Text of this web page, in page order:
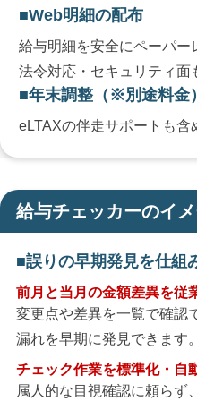
Web明細の配布
給与明細を安全にペーパー
法令対応・セキュリティ面
年末調整（※別途料金）
eLTAXの伴走サポートも含
給与チェッカーのイ
誤りの早期発見を仕組
前月と当月の金額差異を従
変更点や差異を一覧で確認
漏れを早期に発見できます。
チェック作業を標準化・自
属人的な目視確認に頼らず